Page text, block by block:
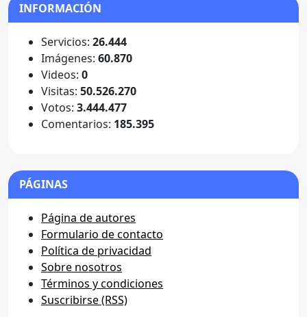
INFORMACIÓN
Servicios: 26.444
Imágenes: 60.870
Videos: 0
Visitas: 50.526.270
Votos: 3.444.477
Comentarios: 185.395
PÁGINAS
Página de autores
Formulario de contacto
Política de privacidad
Sobre nosotros
Términos y condiciones
Suscribirse (RSS)